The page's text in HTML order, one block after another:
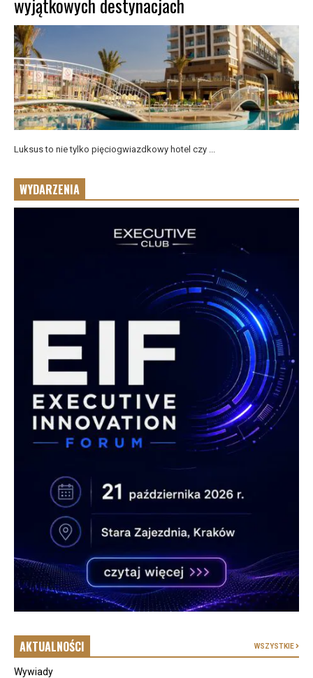
wyjątkowych destynacjach
Luksus to nie tylko pięciogwiazdkowy hotel czy ...
WYDARZENIA
AKTUALNOŚCI WSZYSTKIE
Wywiady